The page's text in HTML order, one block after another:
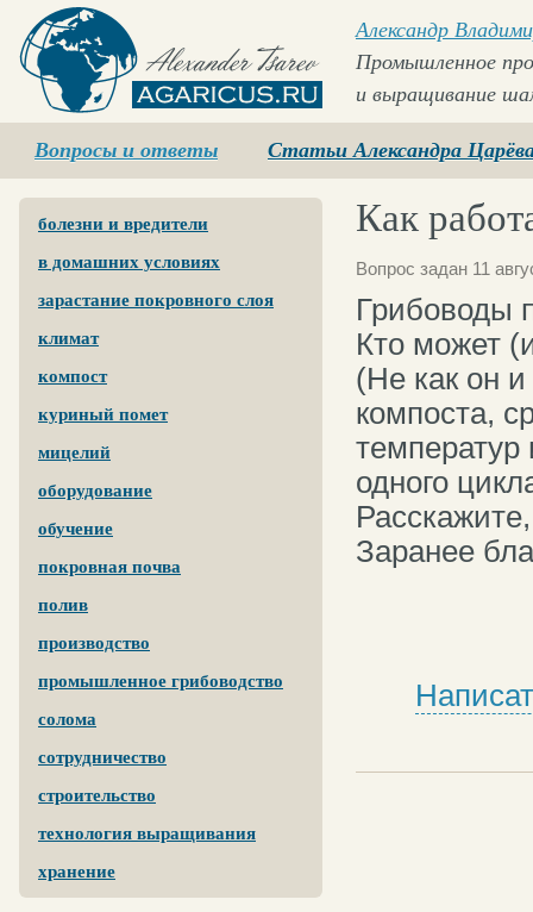
Agaricus.ru
Александр
Промышленное
и выращивание
Вопросы и ответы Статьи Александра
болезни и вредители
в домашних условиях
зарастание покровного слоя
климат
компост
куриный помет
мицелий
оборудование
обучение
покровная почва
полив
производство
промышленное грибоводство
солома
сотрудничество
строительство
технология выращивания
хранение
Как
Вопрос задан 11
Грибоводы
Кто может
(Не как он
компоста,
температур
одного
Заранее